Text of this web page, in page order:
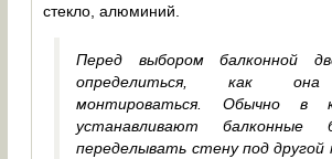
стекло, алюминий.
Перед выбором балконной
определиться, как
монтироваться. Обычно в
устанавливают балконные
переделывать стену под другой